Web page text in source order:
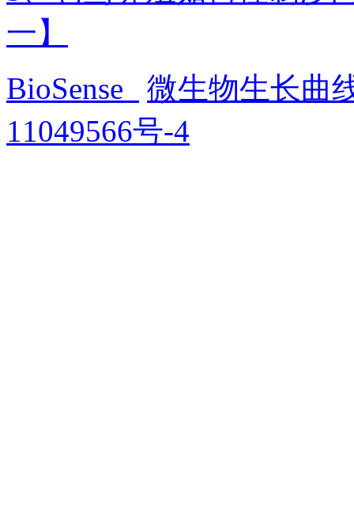
一】
BioSense
微生物生长曲
11049566号-4